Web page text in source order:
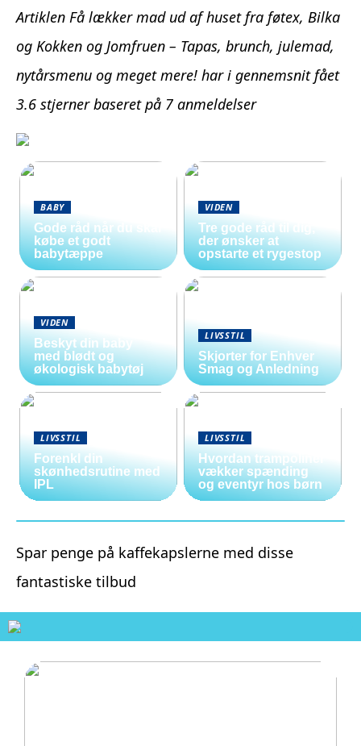
Artiklen Få lækker mad ud af huset fra føtex, Bilka
og Kokken og Jomfruen – Tapas, brunch, julemad,
nytårsmenu og meget mere! har i gennemsnit fået
3.6 stjerner baseret på 7 anmeldelser
BABY
Gode råd når du skal
købe et godt
babytæppe
VIDEN
Tre gode råd til dig,
der ønsker at
opstarte et rygestop
VIDEN
Beskyt din baby
med blødt og
økologisk babytøj
LIVSSTIL
Skjorter for Enhver
Smag og Anledning
LIVSSTIL
Forenkl din
skønhedsrutine med
IPL
LIVSSTIL
Hvordan trampoliner
vækker spænding
og eventyr hos børn
Spar penge på kaffekapslerne med disse
fantastiske tilbud